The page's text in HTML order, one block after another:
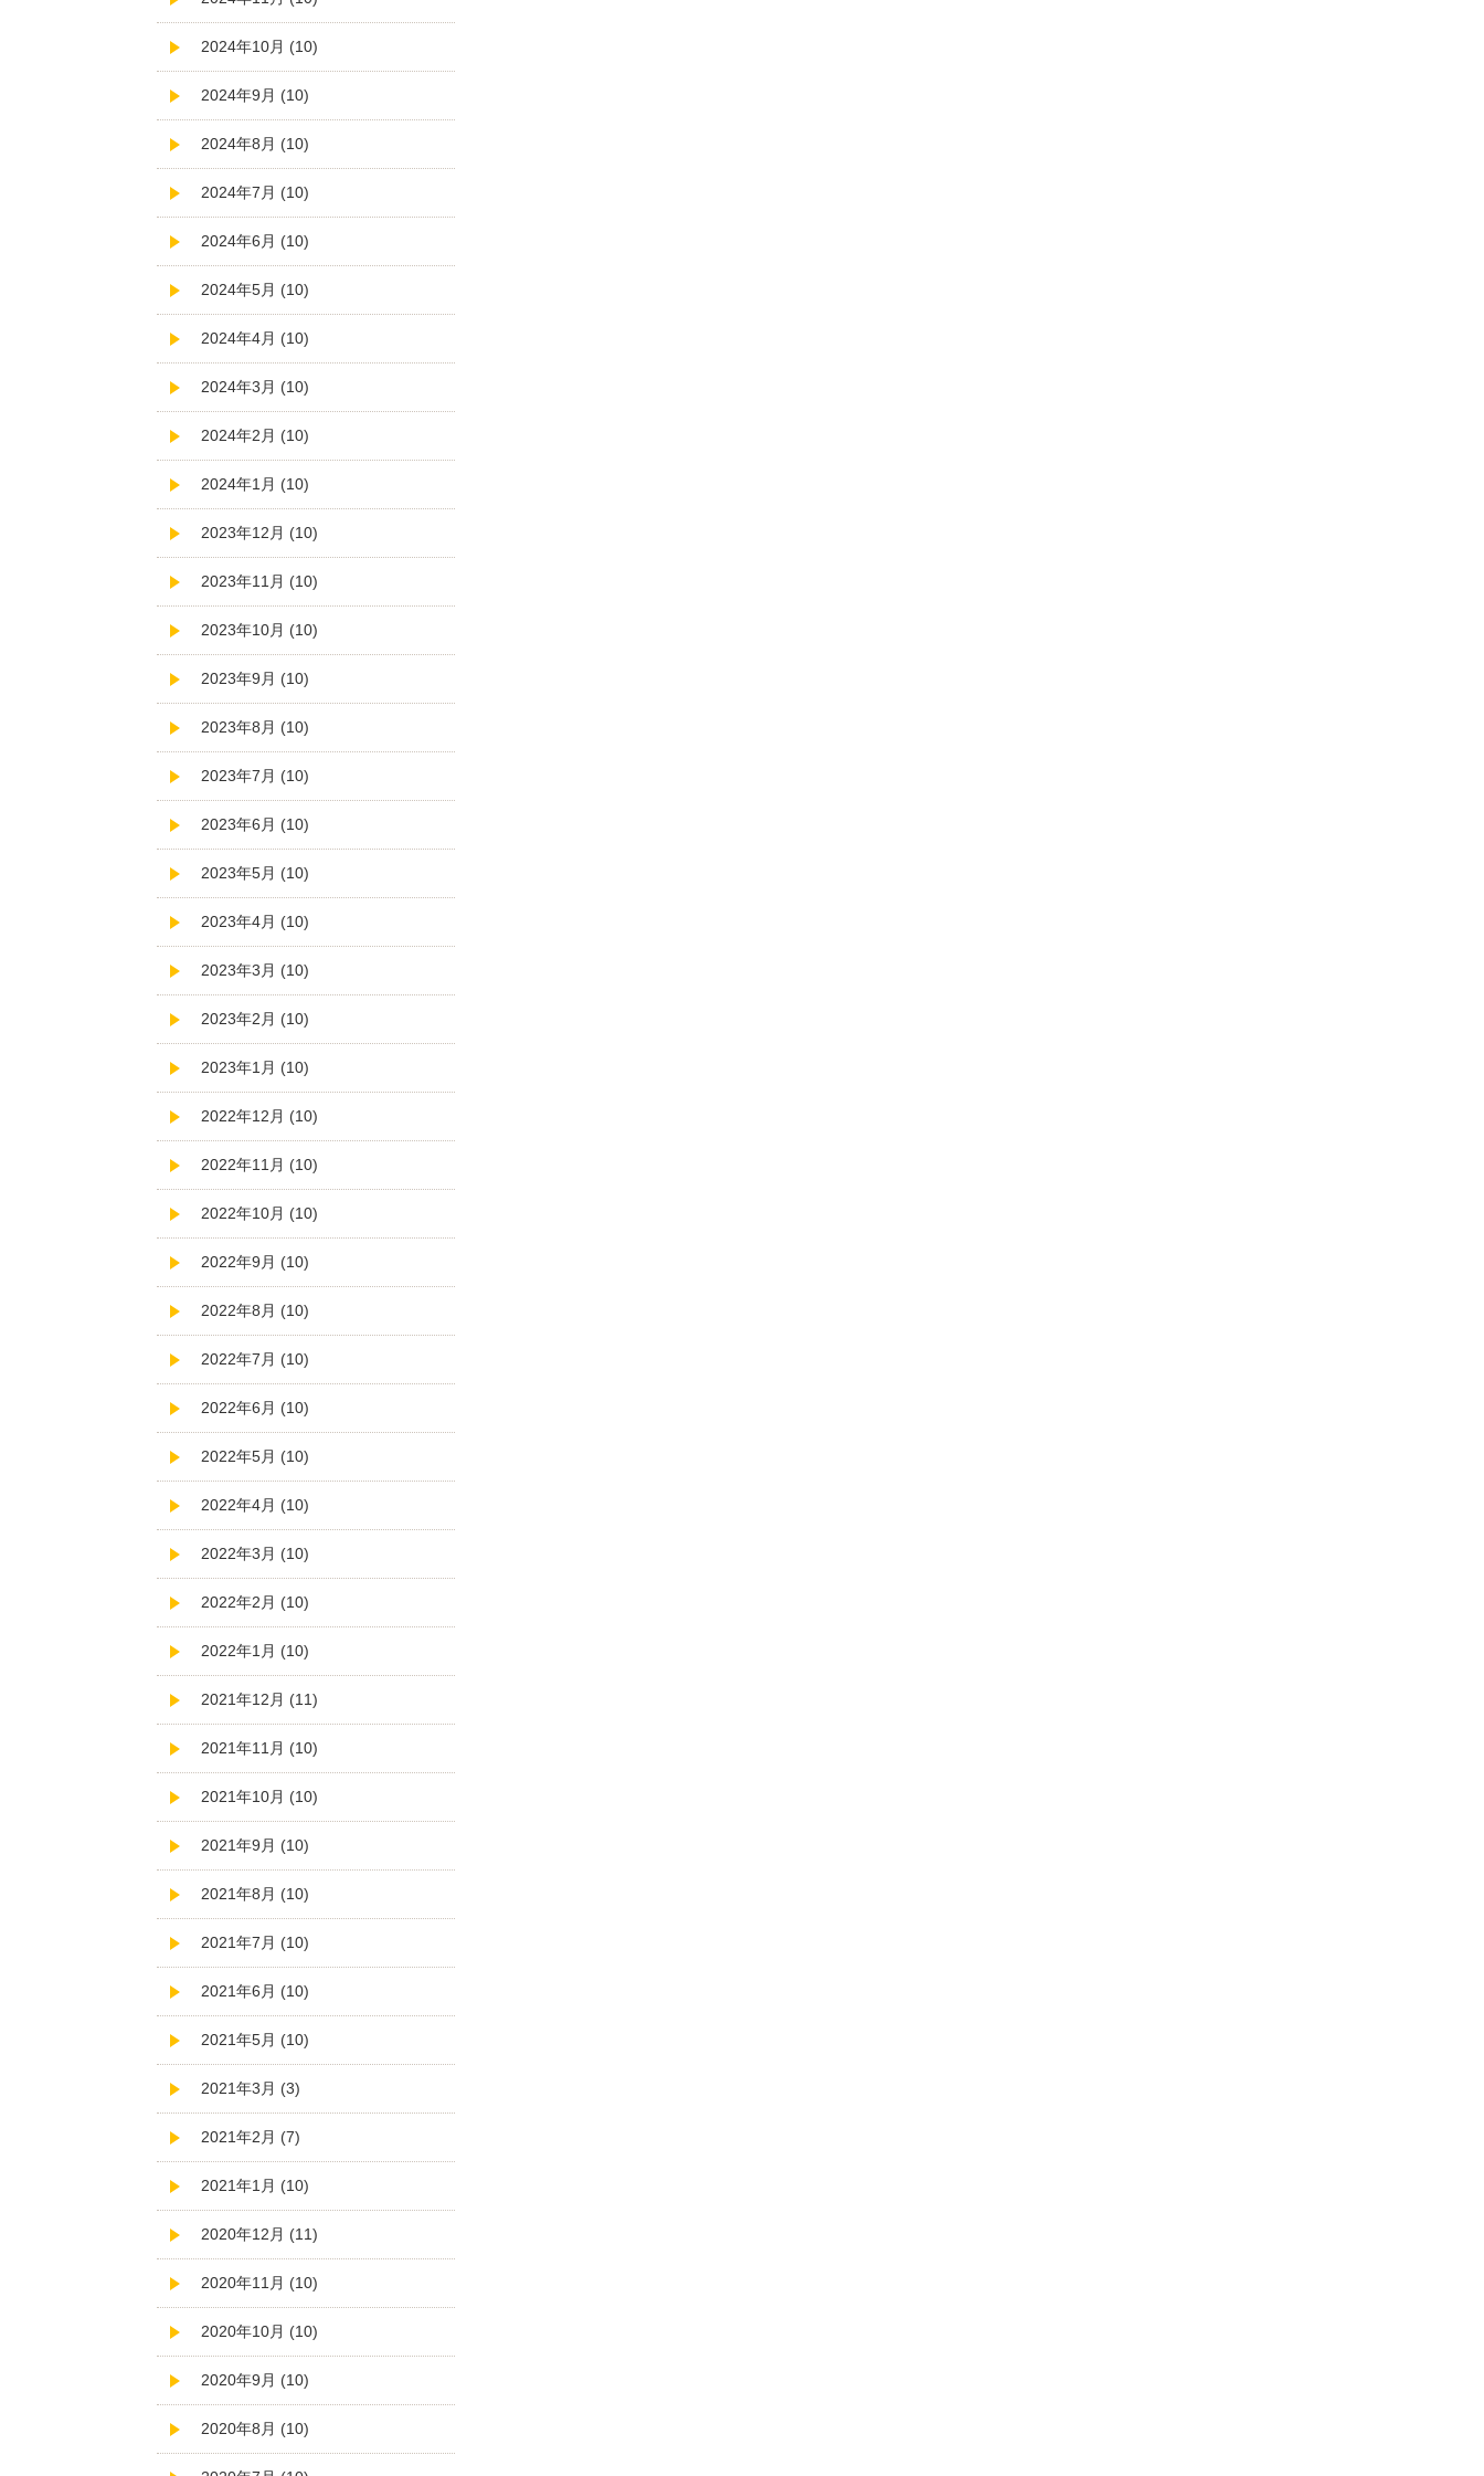
2024年10月 (10)
2024年9月 (10)
2024年8月 (10)
2024年7月 (10)
2024年6月 (10)
2024年5月 (10)
2024年4月 (10)
2024年3月 (10)
2024年2月 (10)
2024年1月 (10)
2023年12月 (10)
2023年11月 (10)
2023年10月 (10)
2023年9月 (10)
2023年8月 (10)
2023年7月 (10)
2023年6月 (10)
2023年5月 (10)
2023年4月 (10)
2023年3月 (10)
2023年2月 (10)
2023年1月 (10)
2022年12月 (10)
2022年11月 (10)
2022年10月 (10)
2022年9月 (10)
2022年8月 (10)
2022年7月 (10)
2022年6月 (10)
2022年5月 (10)
2022年4月 (10)
2022年3月 (10)
2022年2月 (10)
2022年1月 (10)
2021年12月 (11)
2021年11月 (10)
2021年10月 (10)
2021年9月 (10)
2021年8月 (10)
2021年7月 (10)
2021年6月 (10)
2021年5月 (10)
2021年3月 (3)
2021年2月 (7)
2021年1月 (10)
2020年12月 (11)
2020年11月 (10)
2020年10月 (10)
2020年9月 (10)
2020年8月 (10)